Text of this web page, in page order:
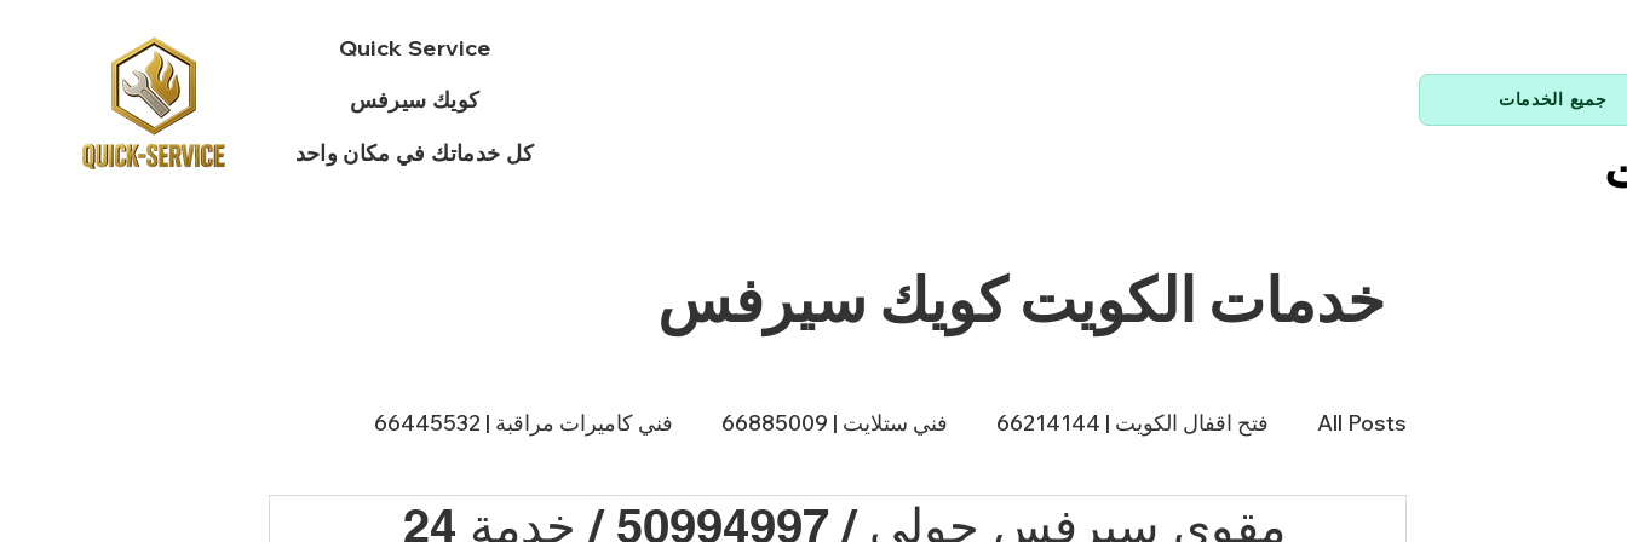
جميع الخدمات
Quick Service
كويك سيرفس
كل خدماتك في مكان واحد
خدمات الكويت كويك سيرفس
All Posts فتح اقفال الكويت | 66214144 فني ستلايت | 66885009 فني كاميرات مراقبة | 66445532
فني تكييف | 98943366 فني طباخات الكويت | 66557188 صباغ الكويت | 66874433
مقوي سيرفس حولي / 50994997 / خدمة 24